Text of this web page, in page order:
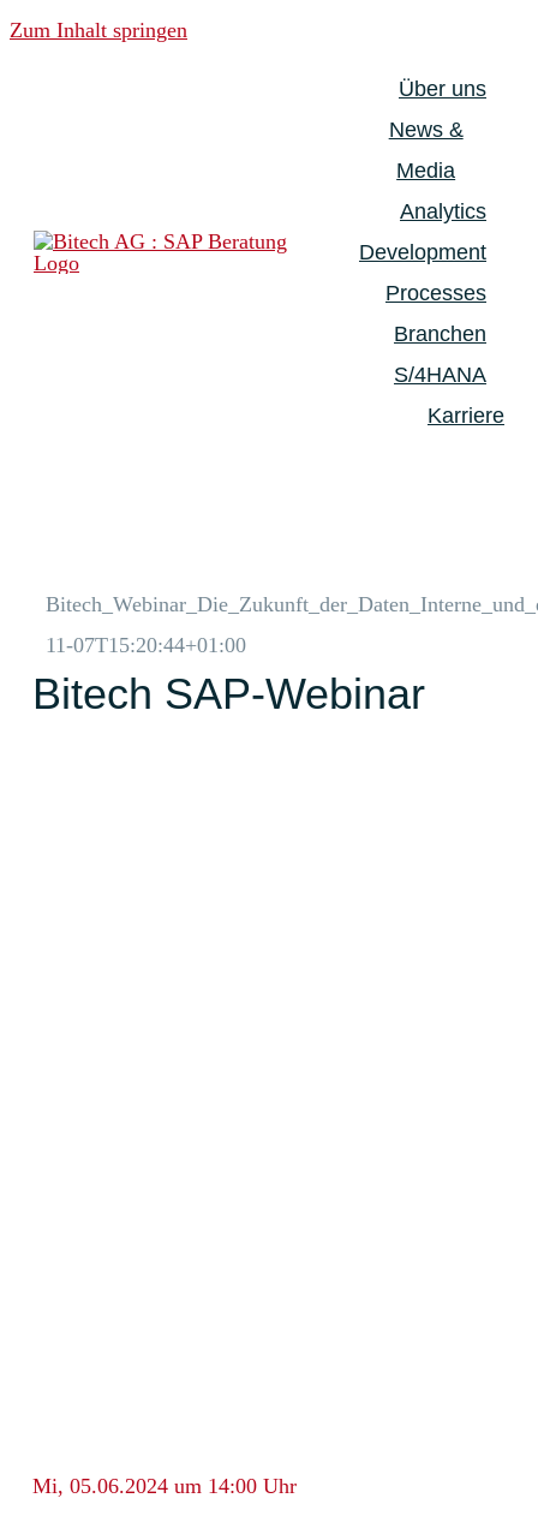
Zum Inhalt springen
Über uns
News &
Media
Analytics
Development
Processes
Branchen
S/4HANA
Karriere
11-07T15:20:44+01:00
Bitech SAP-Webinar
Mi, 05.06.2024 um 14:00 Uhr